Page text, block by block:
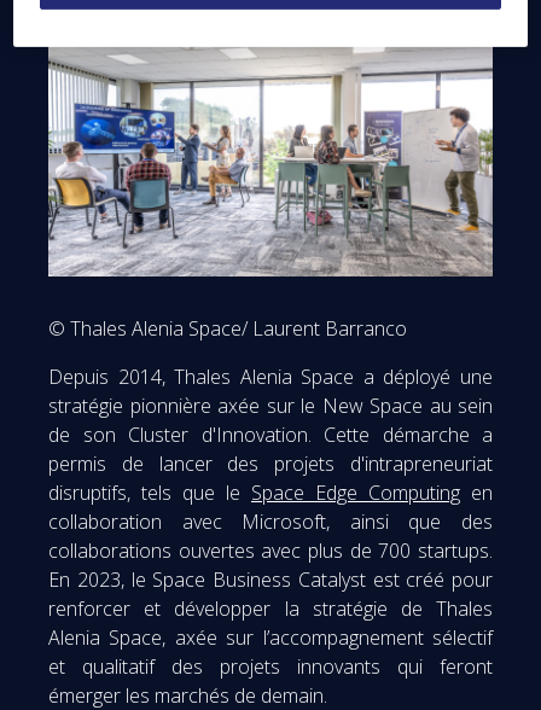
© Thales Alenia Space/ Laurent Barranco
Depuis 2014, Thales Alenia Space a déployé une
stratégie pionnière axée sur le New Space au sein
de son Cluster d'Innovation. Cette démarche a
permis de lancer des projets d'intrapreneuriat
disruptifs, tels que le Space Edge Computing en
collaboration avec Microsoft, ainsi que des
collaborations ouvertes avec plus de 700 startups.
En 2023, le Space Business Catalyst est créé pour
renforcer et développer la stratégie de Thales
Alenia Space, axée sur l’accompagnement sélectif
et qualitatif des projets innovants qui feront
émerger les marchés de demain.